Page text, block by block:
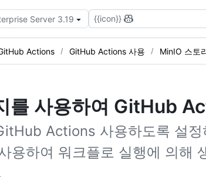
Server 3.19 {{icon}}
Actions GitHub Actions 사용 MinIO 스토
를 사용하여 GitHub
Actions 사용하도록 설
용하여 워크플로 실행에 의해